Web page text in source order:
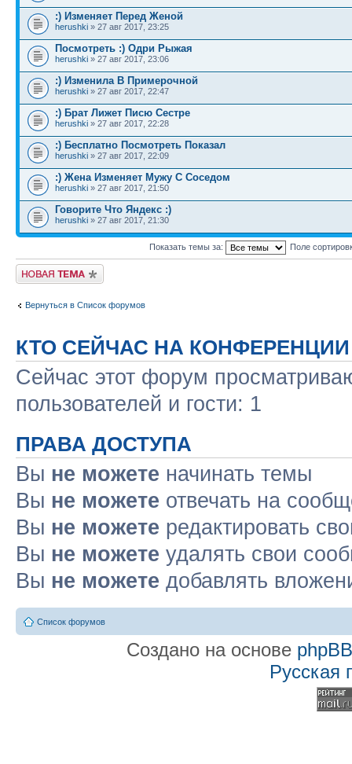
:) Изменяет Перед Женой
herushki » 27 авг 2017, 23:25
Посмотреть :) Одри Рыжая
herushki » 27 авг 2017, 23:06
:) Изменила В Примерочной
herushki » 27 авг 2017, 22:47
:) Брат Лижет Писю Сестре
herushki » 27 авг 2017, 22:28
:) Бесплатно Посмотреть Показал
herushki » 27 авг 2017, 22:09
:) Жена Изменяет Мужу С Соседом
herushki » 27 авг 2017, 21:50
Говорите Что Яндекс :)
herushki » 27 авг 2017, 21:30
Показать темы за: Поле
Новая тема
Вернуться в Список форумов
КТО СЕЙЧАС НА КОНФЕРЕНЦИИ
Сейчас этот форум
пользователей и гости: 1
ПРАВА ДОСТУПА
Вы не можете начинать темы
Вы не можете отвечать на
Вы не можете редактировать
Вы не можете удалять свои
Вы не можете добавлять
Список форумов
Создано на основе phpBB
Русская